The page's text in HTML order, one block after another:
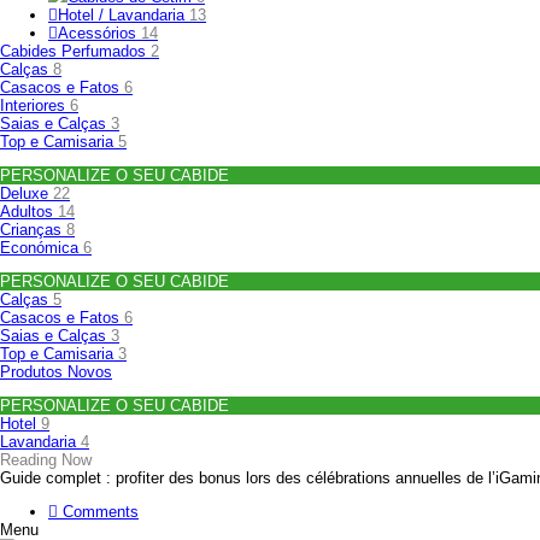
Hotel / Lavandaria 13
Acessórios 14
Cabides Perfumados 2
Calças 8
Casacos e Fatos 6
Interiores 6
Saias e Calças 3
Top e Camisaria 5
PERSONALIZE O SEU CABIDE
Deluxe 22
Adultos 14
Crianças 8
Económica 6
PERSONALIZE O SEU CABIDE
Calças 5
Casacos e Fatos 6
Saias e Calças 3
Top e Camisaria 3
Produtos Novos
PERSONALIZE O SEU CABIDE
Hotel 9
Lavandaria 4
Reading Now
Guide complet : profiter des bonus lors des célébrations annuelles de
Comments
Menu